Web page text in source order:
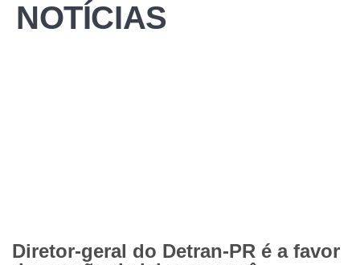
NOTÍCIAS
Diretor-geral do Detran-PR é a favor